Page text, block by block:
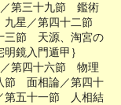
第三十九節 鑑術
星／第四十二節
三節 天源、淘宮の
鏡入門遁甲｝
第四十六節 物理
節 面相論／第四十
第五十一節 人相結